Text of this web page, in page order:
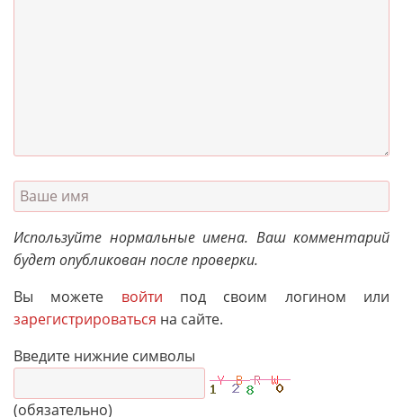
Используйте нормальные имена. Ваш комментарий
будет опубликован после проверки.
Вы можете войти под своим логином или
зарегистрироваться на сайте.
Введите нижние символы
(обязательно)